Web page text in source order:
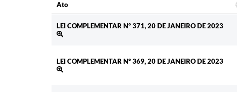
Ato
LEI COMPLEMENTAR Nº 371, 20 DE JANEIRO DE 2023
LEI COMPLEMENTAR Nº 369, 20 DE JANEIRO DE 2023